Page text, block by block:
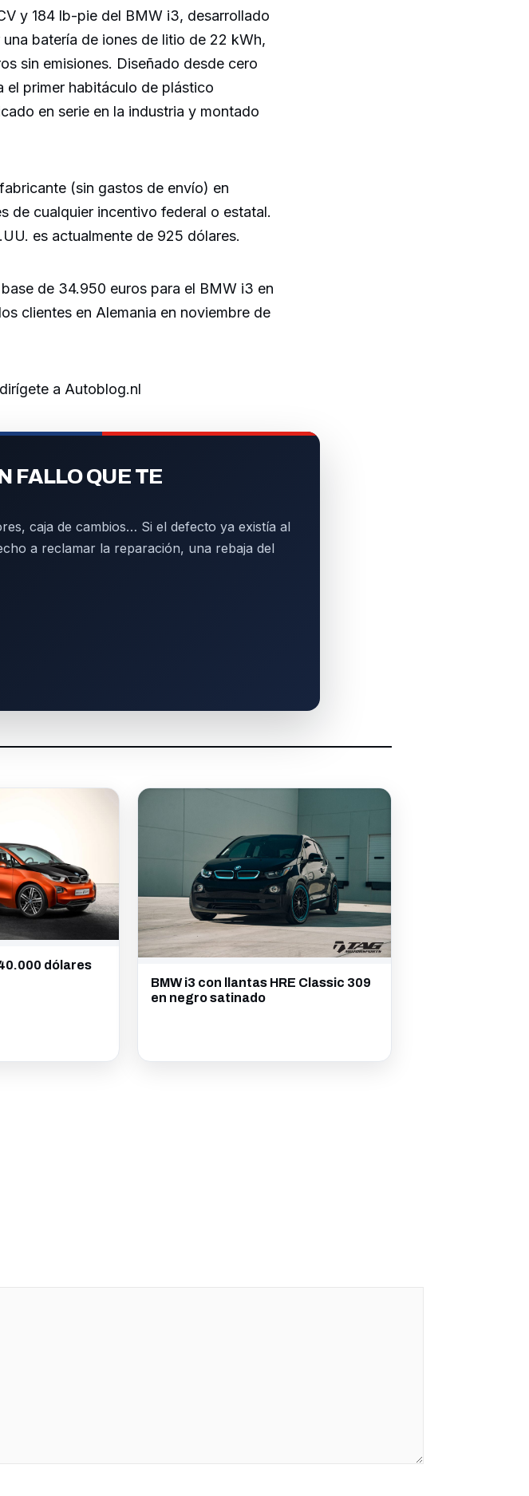
y 184 lb-pie del BMW i3, desarrollado
batería de iones de litio de 22 kWh,
sin emisiones. Diseñado desde cero
el primer habitáculo de plástico
en serie en la industria y montado
(sin gastos de envío) en
de cualquier incentivo federal o estatal.
es actualmente de 925 dólares.
de 34.950 euros para el BMW i3 en
clientes en Alemania en noviembre de
a Autoblog.nl
FALLO QUE TE
caja de cambios… Si el defecto ya existía al
a reclamar la reparación, una rebaja del
dólares
BMW i3 con llantas HRE Classic 309
en negro satinado